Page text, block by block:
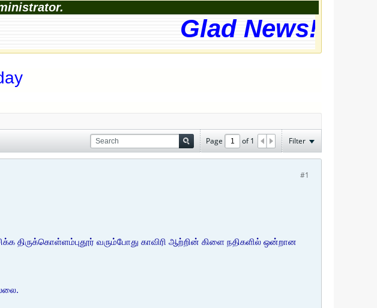
Glad News!
Page of1 Filter
#1
திருக்கொள்ளம்புதூர் வரும்போது காவிரி ஆற்றின் கிளை நதிகளில் ஒன்றான